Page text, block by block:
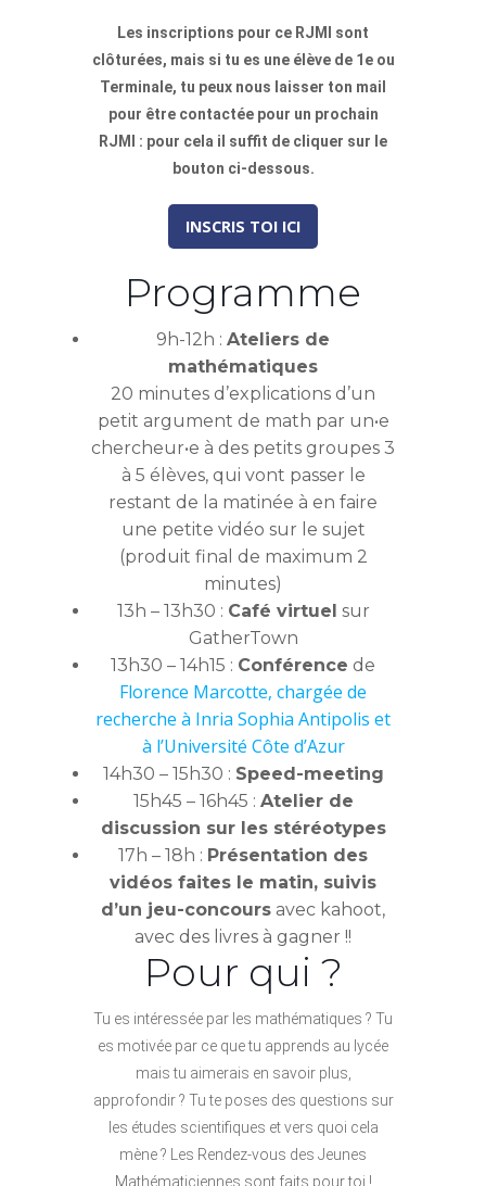
Les inscriptions pour ce RJMI sont
clôturées, mais si tu es une élève de 1e ou
Terminale, tu peux nous laisser ton mail
pour être contactée pour un prochain
RJMI : pour cela il suffit de cliquer sur le
bouton ci-dessous.
INSCRIS TOI ICI
Programme
9h-12h : Ateliers de
mathématiques
20 minutes d’explications d’un
petit argument de math par un•e
chercheur•e à des petits groupes 3
à 5 élèves, qui vont passer le
restant de la matinée à en faire
une petite vidéo sur le sujet
(produit final de maximum 2
minutes)
13h – 13h30 : Café virtuel sur
GatherTown
13h30 – 14h15 : Conférence de
Florence Marcotte, chargée de
recherche à Inria Sophia Antipolis et
à l’Université Côte d’Azur
14h30 – 15h30 : Speed-meeting
15h45 – 16h45 : Atelier de
discussion sur les stéréotypes
17h – 18h : Présentation des
vidéos faites le matin, suivis
d’un jeu-concours avec kahoot,
avec des livres à gagner !!
Pour qui ?
Tu es intéressée par les mathématiques ? Tu
es motivée par ce que tu apprends au lycée
mais tu aimerais en savoir plus,
approfondir ? Tu te poses des questions sur
les études scientifiques et vers quoi cela
mène ? Les Rendez-vous des Jeunes
Mathématiciennes sont faits pour toi !